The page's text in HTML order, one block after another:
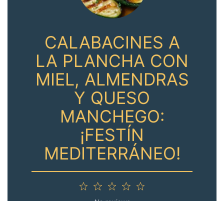
CALABACINES A
LA PLANCHA CON
MIEL, ALMENDRAS
Y QUESO
MANCHEGO:
¡FESTÍN
MEDITERRÁNEO!
4
3
2